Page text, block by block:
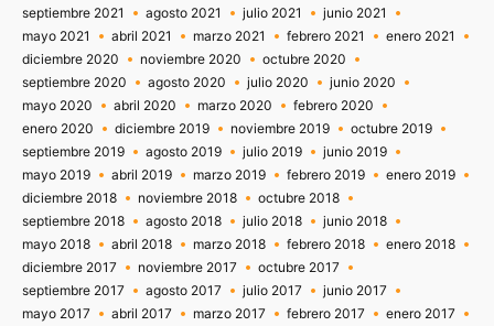
septiembre 2021
agosto 2021 julio 2021
junio 2021
mayo 2021
abril 2021 marzo 2021 febrero 2021
enero 2021
diciembre 2020
noviembre 2020
octubre 2020
septiembre 2020
agosto 2020 julio 2020
junio 2020
mayo 2020
abril 2020 marzo 2020
febrero 2020
enero 2020
diciembre 2019 noviembre 2019
octubre 2019
septiembre 2019
agosto 2019 julio 2019
junio 2019
mayo 2019
abril 2019 marzo 2019 febrero 2019
enero 2019
diciembre 2018
noviembre 2018
octubre 2018
septiembre 2018
agosto 2018 julio 2018
junio 2018
mayo 2018
abril 2018 marzo 2018 febrero 2018
enero 2018
diciembre 2017
noviembre 2017
octubre 2017
septiembre 2017
agosto 2017 julio 2017
junio 2017
mayo 2017
abril 2017 marzo 2017 febrero 2017
enero 2017